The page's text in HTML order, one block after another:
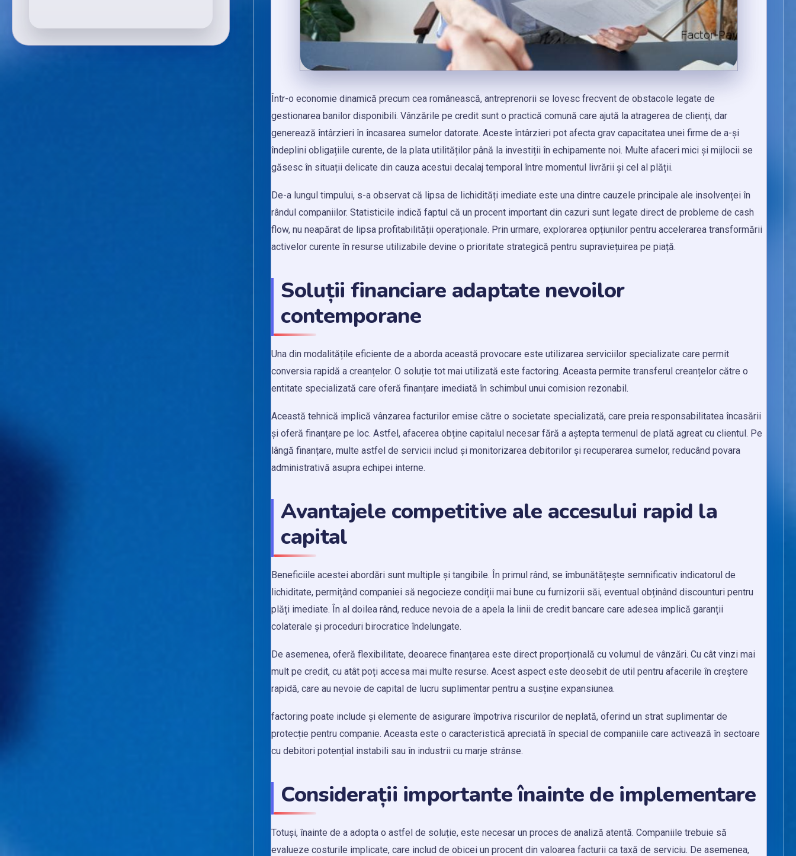
Într-o economie dinamică precum cea românească, antreprenorii se lovesc frecvent de obstacole legate de
gestionarea banilor disponibili. Vânzările pe credit sunt o practică comună care ajută la atragerea de clienți, dar
generează întârzieri în încasarea sumelor datorate. Aceste întârzieri pot afecta grav capacitatea unei firme de a-și
îndeplini obligațiile curente, de la plata utilităților până la investiții în echipamente noi. Multe afaceri mici și mijlocii se
găsesc în situații delicate din cauza acestui decalaj temporal între momentul livrării și cel al plății.
De-a lungul timpului, s-a observat că lipsa de lichidități imediate este una dintre cauzele principale ale insolvenței în
rândul companiilor. Statisticile indică faptul că un procent important din cazuri sunt legate direct de probleme de cash
flow, nu neapărat de lipsa profitabilității operaționale. Prin urmare, explorarea opțiunilor pentru accelerarea transformării
activelor curente în resurse utilizabile devine o prioritate strategică pentru supraviețuirea pe piață.
Soluții financiare adaptate nevoilor
contemporane
Una din modalitățile eficiente de a aborda această provocare este utilizarea serviciilor specializate care permit
conversia rapidă a creanțelor. O soluție tot mai utilizată este factoring. Aceasta permite transferul creanțelor către o
entitate specializată care oferă finanțare imediată în schimbul unui comision rezonabil.
Această tehnică implică vânzarea facturilor emise către o societate specializată, care preia responsabilitatea încasării
și oferă finanțare pe loc. Astfel, afacerea obține capitalul necesar fără a aștepta termenul de plată agreat cu clientul. Pe
lângă finanțare, multe astfel de servicii includ și monitorizarea debitorilor și recuperarea sumelor, reducând povara
administrativă asupra echipei interne.
Avantajele competitive ale accesului rapid la
capital
Beneficiile acestei abordări sunt multiple și tangibile. În primul rând, se îmbunătățește semnificativ indicatorul de
lichiditate, permițând companiei să negocieze condiții mai bune cu furnizorii săi, eventual obținând discounturi pentru
plăți imediate. În al doilea rând, reduce nevoia de a apela la linii de credit bancare care adesea implică garanții
colaterale și proceduri birocratice îndelungate.
De asemenea, oferă flexibilitate, deoarece finanțarea este direct proporțională cu volumul de vânzări. Cu cât vinzi mai
mult pe credit, cu atât poți accesa mai multe resurse. Acest aspect este deosebit de util pentru afacerile în creștere
rapidă, care au nevoie de capital de lucru suplimentar pentru a susține expansiunea.
factoring poate include și elemente de asigurare împotriva riscurilor de neplată, oferind un strat suplimentar de
protecție pentru companie. Aceasta este o caracteristică apreciată în special de companiile care activează în sectoare
cu debitori potențial instabili sau în industrii cu marje strânse.
Considerații importante înainte de implementare
Totuși, înainte de a adopta o astfel de soluție, este necesar un proces de analiză atentă. Companiile trebuie să
evalueze costurile implicate, care includ de obicei un procent din valoarea facturii ca taxă de serviciu. De asemenea,